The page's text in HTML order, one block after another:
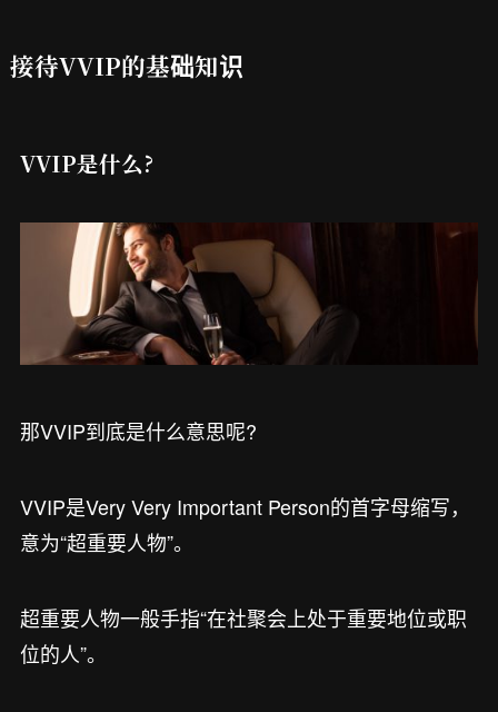
接待VVIP的基础知识
VVIP是什么?
那VVIP到底是什么意思呢?
VVIP是Very Very Important Person的首字母缩写，
意为“超重要人物”。
超重要人物一般手指“在社聚会上处于重要地位或职
位的人”。